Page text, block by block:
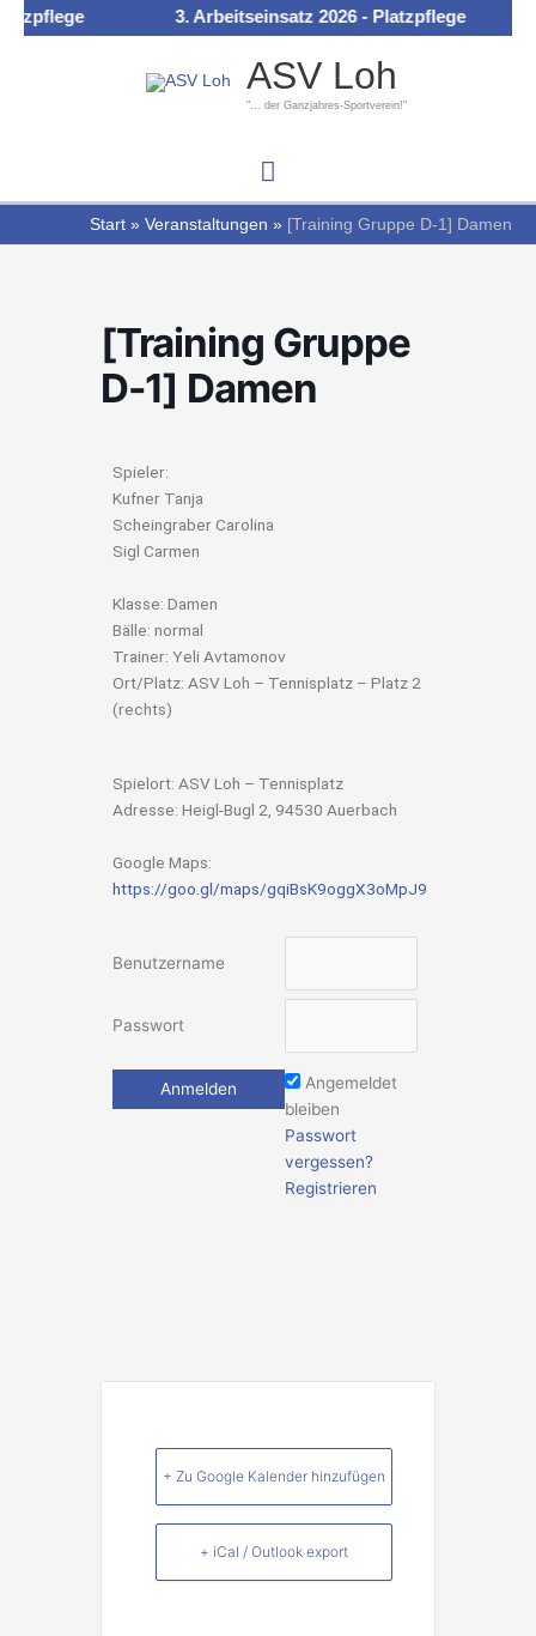
Zum
Inhalt
3. Arbeitseinsatz 2026 - Platzpflege
ASV Loh
"... der Ganzjahres-Sportverein!"
Hauptmenü
Start Veranstaltungen [Training Gruppe D-1] Damen
[Training Gruppe
D-1] Damen
Spieler:
Kufner Tanja
Scheingraber Carolina
Sigl Carmen
Klasse: Damen
Bälle: normal
Trainer: Yeli Avtamonov
Ort/Platz: ASV Loh – Tennisplatz – Platz 2
(rechts)
Spielort: ASV Loh – Tennisplatz
Adresse: Heigl-Bugl 2, 94530 Auerbach
Google Maps:
https://goo.gl/maps/gqiBsK9oggX3oMpJ9
Benutzername
Passwort
Angemeldet
bleiben
Passwort
vergessen?
Registrieren
+ Zu Google Kalender hinzufügen
+ iCal / Outlook export